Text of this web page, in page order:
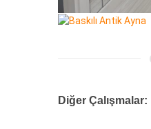
Diğer Çalışmalar: